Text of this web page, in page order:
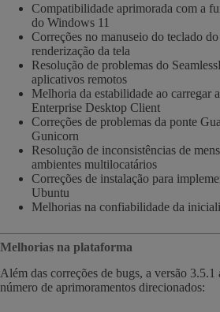
Compatibilidade aprimorada com a
do Windows 11
Correções no manuseio do teclado
renderização da tela
Resolução de problemas do
aplicativos remotos
Melhoria da estabilidade ao carregar
Enterprise Desktop Client
Correções de problemas da ponte
Gunicorn
Resolução de inconsistências de
ambientes multilocatários
Correções de instalação para
Ubuntu
Melhorias na confiabilidade da
Melhorias na plataforma
Além das correções de bugs, a versão 3.5.1
número de aprimoramentos direcionados: